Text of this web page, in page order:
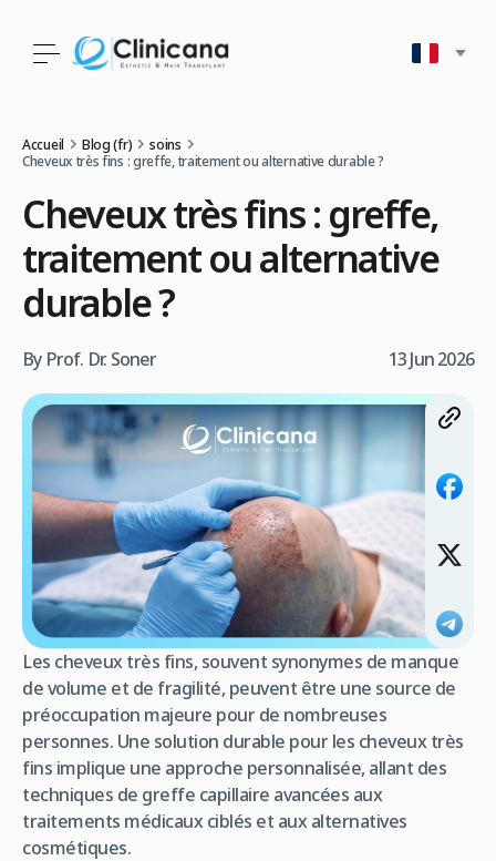
Accueil Blog (fr)
soins
Cheveux très fins : greffe, traitement ou alternative durable ?
Cheveux très fins : greffe,
traitement ou alternative
durable ?
By Prof. Dr. Soner 13 Jun 2026
Les cheveux très fins, souvent synonymes de manque
de volume et de fragilité, peuvent être une source de
préoccupation majeure pour de nombreuses
personnes. Une solution durable pour les cheveux très
fins implique une approche personnalisée, allant des
techniques de greffe capillaire avancées aux
traitements médicaux ciblés et aux alternatives
cosmétiques.